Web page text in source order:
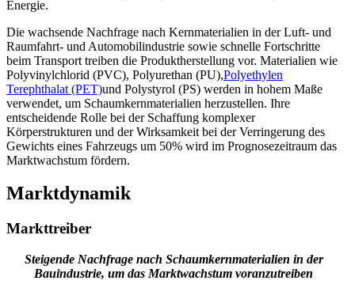
Energie.
Die wachsende Nachfrage nach Kernmaterialien in der Luft- und
Raumfahrt- und Automobilindustrie sowie schnelle Fortschritte
beim Transport treiben die Produktherstellung vor. Materialien wie
Polyvinylchlorid (PVC), Polyurethan (PU),Polyethylen
Terephthalat (PET)und Polystyrol (PS) werden in hohem Maße
verwendet, um Schaumkernmaterialien herzustellen. Ihre
entscheidende Rolle bei der Schaffung komplexer
Körperstrukturen und der Wirksamkeit bei der Verringerung des
Gewichts eines Fahrzeugs um 50% wird im Prognosezeitraum das
Marktwachstum fördern.
Marktdynamik
Markttreiber
Steigende Nachfrage nach Schaumkernmaterialien in der
Bauindustrie, um das Marktwachstum voranzutreiben